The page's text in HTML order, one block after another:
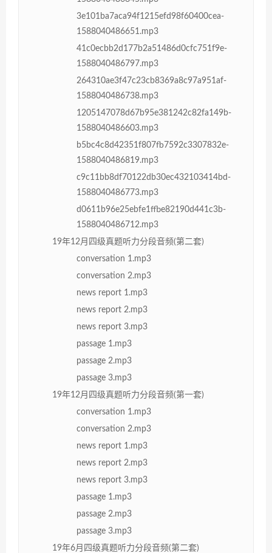
3e101ba7aca94f1215efd98f60400cea-
1588040486651.mp3
41c0ecbb2d177b2a51486d0cfc751f9e-
1588040486797.mp3
264310ae3f47c23cb8369a8c97a951af-
1588040486738.mp3
1205147078d67b95e381242c82fa149b-
1588040486603.mp3
b5bc4c8d42351f807fb7592c3307832e-
1588040486819.mp3
c9c11bb8df70122db30ec432103414bd-
1588040486773.mp3
d0611b96e25ebfe1ffbe82190d441c3b-
1588040486712.mp3
19年12月四级真题听力分段音频(第二套)
conversation 1.mp3
conversation 2.mp3
news report 1.mp3
news report 2.mp3
news report 3.mp3
passage 1.mp3
passage 2.mp3
passage 3.mp3
19年12月四级真题听力分段音频(第一套)
conversation 1.mp3
conversation 2.mp3
news report 1.mp3
news report 2.mp3
news report 3.mp3
passage 1.mp3
passage 2.mp3
passage 3.mp3
19年6月四级真题听力分段音频(第二套)